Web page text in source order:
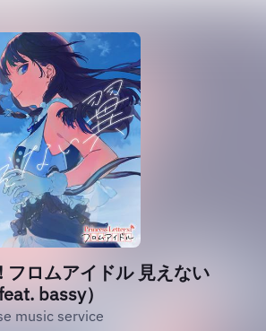
フロムアイドル 見えない
bassy）
music service